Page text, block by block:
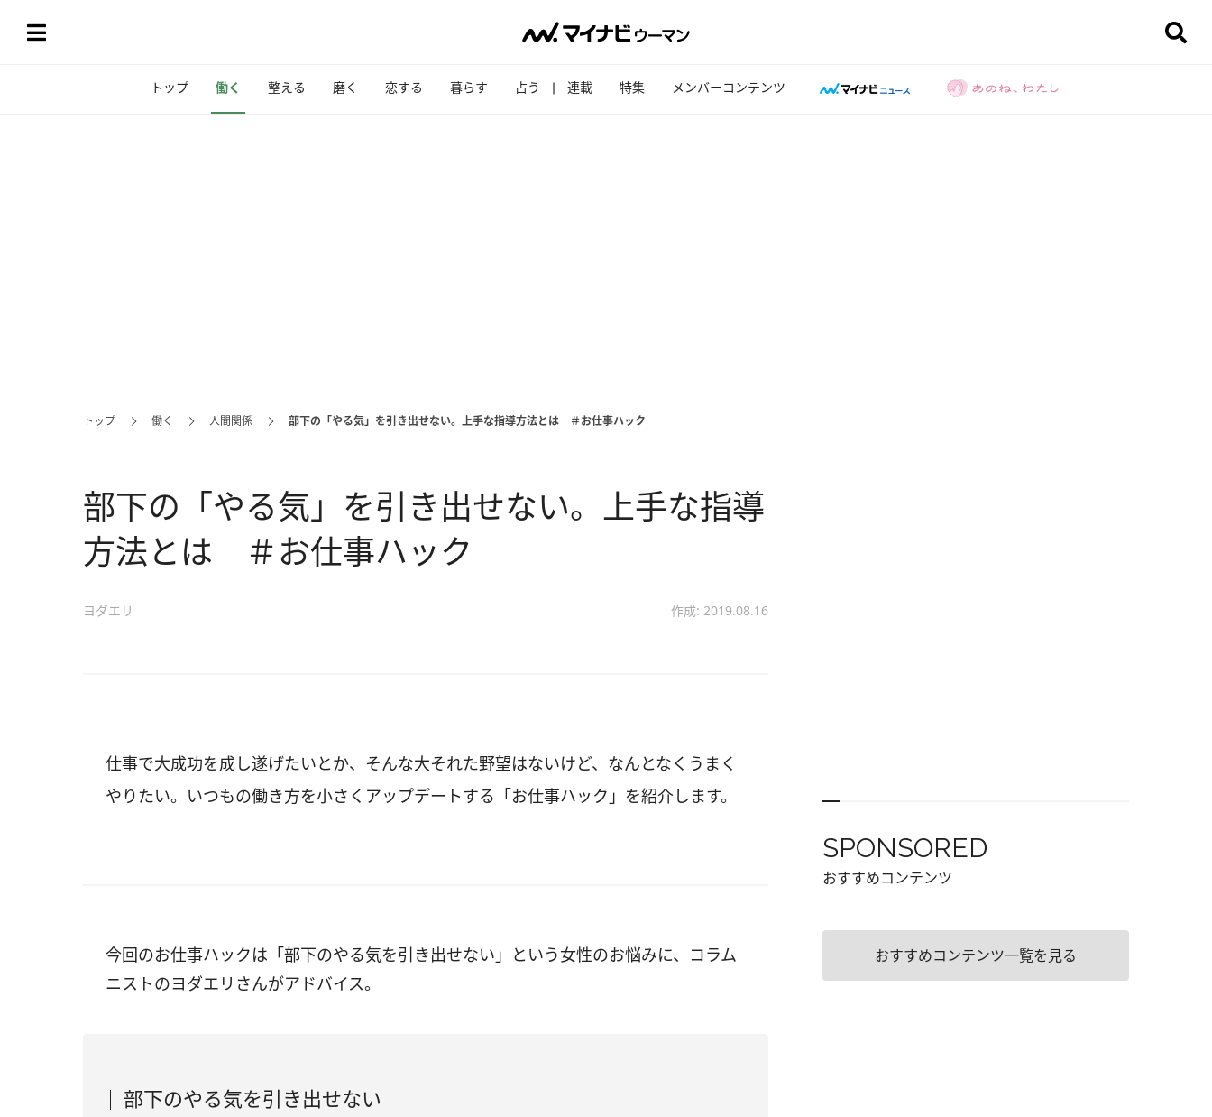
トップ 働く 整える 磨く 恋する 暮らす 占う 連載 特集 メンバーコンテンツ
トップ 働く 人間関係 部下の「やる気」を引き出せない。上手な指導方法とは ＃お仕事ハック
部下の「やる気」を引き出せない。上手な指導
方法とは ＃お仕事ハック
ヨダエリ 作成: 2019.08.16
仕事で大成功を成し遂げたいとか、そんな大それた野望はないけど、なんとなくうまく
やりたい。いつもの働き方を小さくアップデートする「お仕事ハック」を紹介します。
今回のお仕事ハックは「部下のやる気を引き出せない」という女性のお悩みに、コラム
ニストのヨダエリさんがアドバイス。
部下のやる気を引き出せない
SPONSORED
おすすめコンテンツ
おすすめコンテンツ一覧を見る